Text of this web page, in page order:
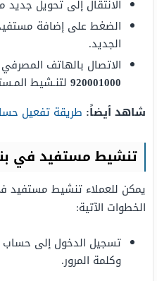
الانتقال إلى تحويل جديد
الضغط على إضافة
الجديد.
الاتصال بالهاتف
920001000 لتنـشيط
شاهد أيضاً: طريقة تفعيل
تنشيط مستفيد في
يمكن للعملاء تنشيط مستفيد
الخطوات الآتية:
تسجيل الدخول إلى حساب
وكلمة المرور.